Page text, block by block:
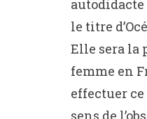
le titre
Elle sera la
femme en
effectuer
sens de